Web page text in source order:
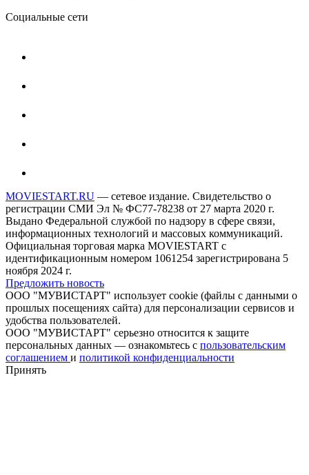
Социальные сети
MOVIESTART.RU — сетевое издание. Свидетельство о
регистрации СМИ Эл № ФС77-78238 от 27 марта 2020 г.
Выдано Федеральной службой по надзору в сфере связи,
информационных технологий и массовых коммуникаций.
Официальная торговая марка MOVIESTART с
идентификационным номером 1061254 зарегистрирована 5
ноября 2024 г.
Предложить новость
ООО "МУВИСТАРТ" использует cookie (файлы с данными о
прошлых посещениях сайта) для персонализации сервисов и
удобства пользователей.
ООО "МУВИСТАРТ" серьезно относится к защите
персональных данных — ознакомьтесь с пользовательским
соглашением и политикой конфиденциальности
Принять